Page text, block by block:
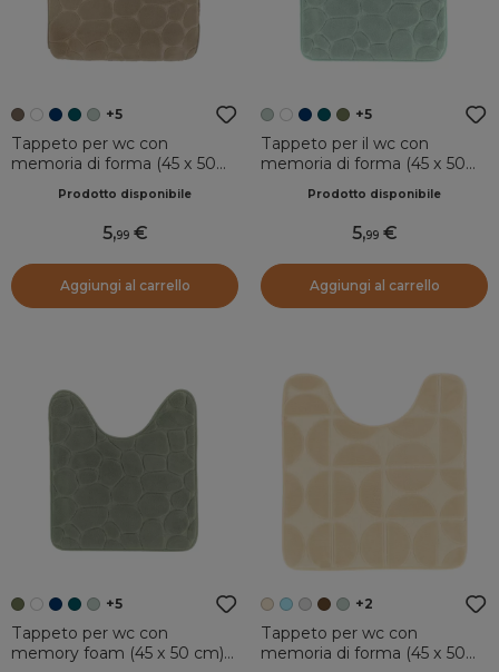
+5
Tappeto per wc con
memoria di forma (45 x 50
Prodotto disponibile
5,99
Aggiungi al carrello
+5
Tappeto per il wc con
memoria di forma (45 x 50
Prodotto disponibile
5,99
Aggiungi al carrello
+5
Tappeto per wc con
memory foam (45 x 50 cm)
+2
Tappeto per wc con
memoria di forma (45 x 50